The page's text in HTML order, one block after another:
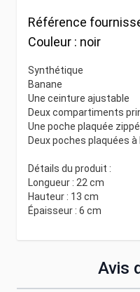
Référence
Couleur : noir
Synthétique
Banane
Une ceinture ajustable
Deux compartiments
Une poche plaquée
Deux poches plaquées
Détails du produit :
Longueur : 22 cm
Hauteur : 13 cm
Épaisseur : 6 cm
Avis